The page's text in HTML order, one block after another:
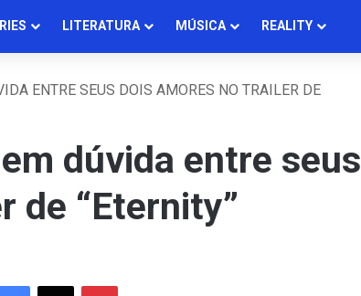
LITERATURA MÚSICA REALITY
ENTRE SEUS DOIS AMORES NO TRAILER DE
dúvida entre seus
de “Eternity”
Facebook
X Pinterest